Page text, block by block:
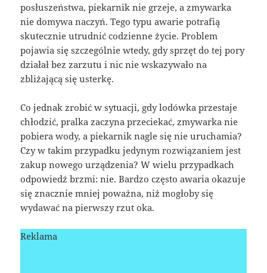
posłuszeństwa, piekarnik nie grzeje, a zmywarka
nie domywa naczyń. Tego typu awarie potrafią
skutecznie utrudnić codzienne życie. Problem
pojawia się szczególnie wtedy, gdy sprzęt do tej pory
działał bez zarzutu i nic nie wskazywało na
zbliżającą się usterkę.
Co jednak zrobić w sytuacji, gdy lodówka przestaje
chłodzić, pralka zaczyna przeciekać, zmywarka nie
pobiera wody, a piekarnik nagle się nie uruchamia?
Czy w takim przypadku jedynym rozwiązaniem jest
zakup nowego urządzenia? W wielu przypadkach
odpowiedź brzmi: nie. Bardzo często awaria okazuje
się znacznie mniej poważna, niż mogłoby się
wydawać na pierwszy rzut oka.
Reklama